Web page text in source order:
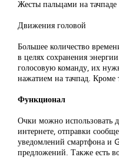
Жесты пальцами на тачпаде
Движения головой
Большее количество
в целях сохранения
голосовую команду, их
нажатием на тачпад. Кроме
Функционал
Очки можно использовать
интернете, отправки
уведомлений смартфона и
предложений. Также есть